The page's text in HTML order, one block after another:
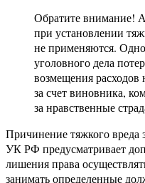
Обратите внимание!
при установлении
не применяются.
уголовного дела
возмещения
за счет виновника,
за нравственные
Причинение тяжкого
УК РФ предусматривает
лишения права
занимать определенные